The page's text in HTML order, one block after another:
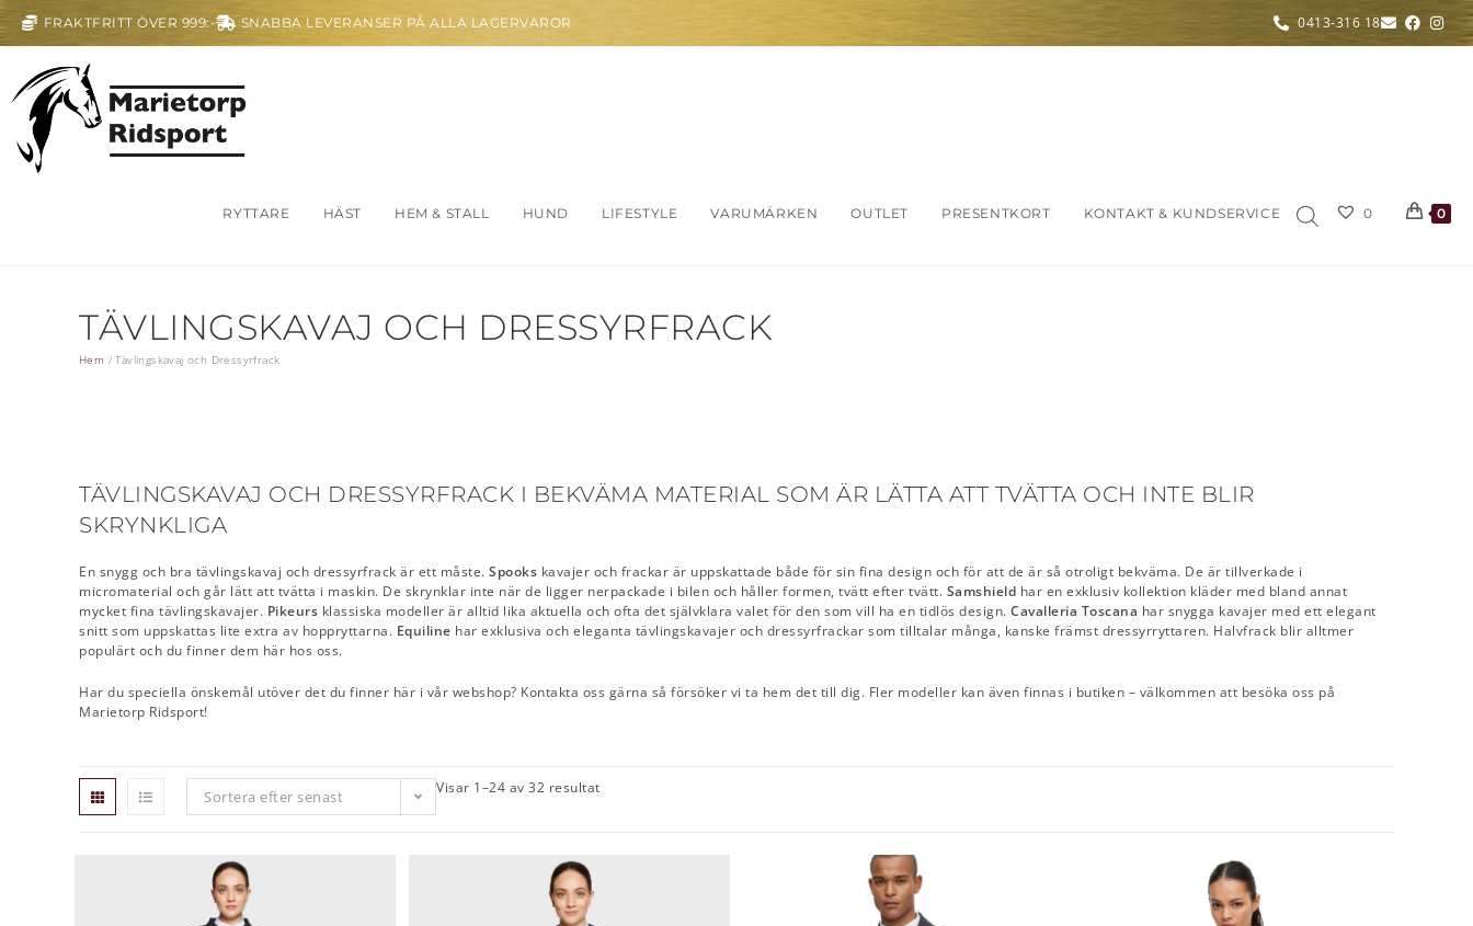
FRAKTFRITT ÖVER 999:- SNABBA LEVERANSER PÅ ALLA LAGERVAROR 0413-316 18
RYTTARE HÄST HEM & STALL HUND LIFESTYLE VARUMÄRKEN OUTLET PRESENTKORT KONTAKT & KUNDSERVICE 0 0
TÄVLINGSKAVAJ OCH DRESSYRFRACK
Hem /Tävlingskavaj och Dressyrfrack
TÄVLINGSKAVAJ OCH DRESSYRFRACK I BEKVÄMA MATERIAL SOM ÄR LÄTTA ATT TVÄTTA OCH INTE BLIR
SKRYNKLIGA
En snygg och bra tävlingskavaj och dressyrfrack är ett måste. Spooks kavajer och frackar är uppskattade både för sin fina design och för att de är så otroligt bekväma. De är tillverkade i
micromaterial och går lätt att tvätta i maskin. De skrynklar inte när de ligger nerpackade i bilen och håller formen, tvätt efter tvätt. Samshield har en exklusiv kollektion kläder med bland annat
mycket fina tävlingskavajer. Pikeurs klassiska modeller är alltid lika aktuella och ofta det självklara valet för den som vill ha en tidlös design. Cavalleria Toscana har snygga kavajer med ett elegant
snitt som uppskattas lite extra av hoppryttarna. Equiline har exklusiva och eleganta tävlingskavajer och dressyrfrackar som tilltalar många, kanske främst dressyrryttaren. Halvfrack blir alltmer
populärt och du finner dem här hos oss.
Har du speciella önskemål utöver det du finner här i vår webshop? Kontakta oss gärna så försöker vi ta hem det till dig. Fler modeller kan även finnas i butiken – välkommen att besöka oss på
Marietorp Ridsport!
Sortera efter senast Visar 1–24 av 32 resultat